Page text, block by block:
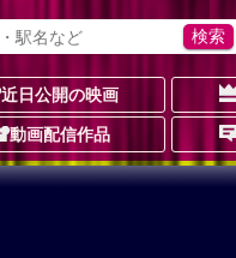
近日公開の映画
動画配信作品